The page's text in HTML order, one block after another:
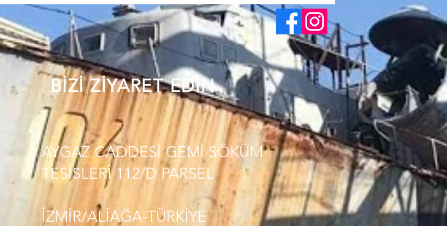
BİZİ ZİYARET EDİN
AYGAZ CADDESİ GEMİ SÖKÜM
TESİSLERİ 112/D PARSEL
İZMİR/ALİAĞA-TÜRKİYE